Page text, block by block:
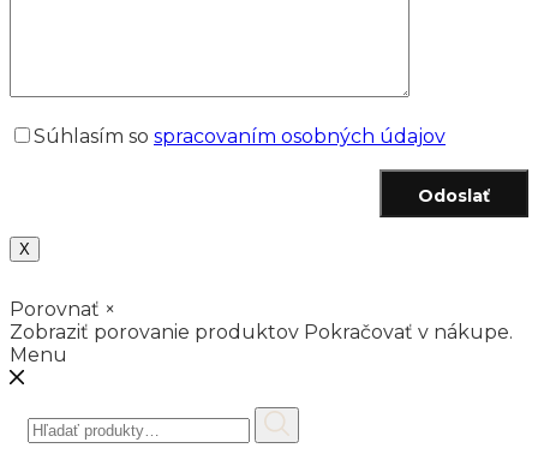
Súhlasím so spracovaním osobných údajov
Odoslať
X
Porovnať ×
Zobraziť porovanie produktov Pokračovať v nákupe.
Menu
Hľadať: